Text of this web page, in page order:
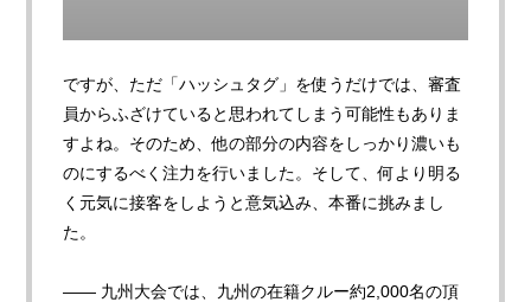
ですが、ただ「ハッシュタグ」を使うだけでは、審査
員からふざけていると思われてしまう可能性もありま
すよね。そのため、他の部分の内容をしっかり濃いも
のにするべく注力を行いました。そして、何より明る
く元気に接客をしようと意気込み、本番に挑みまし
た。
—— 九州大会では、九州の在籍クルー約2,000名の頂